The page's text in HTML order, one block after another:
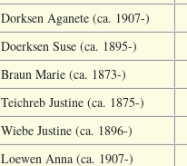
Dorksen Aganete (ca. 1907-)
Doerksen Suse (ca. 1895-)
Braun Marie (ca. 1873-)
Teichreb Justine (ca. 1875-)
Wiebe Justine (ca. 1896-)
Loewen Anna (ca. 1907-)